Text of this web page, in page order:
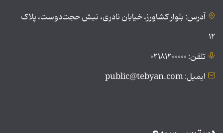
آدرس: بلوار کشاورز، خیابان نادری، نبش حجت‌دوست، پلاک
۱۲
تلفن: ۰۲۱۸۱۲۰۰۰۰۰
ایمیل: public@tebyan.com